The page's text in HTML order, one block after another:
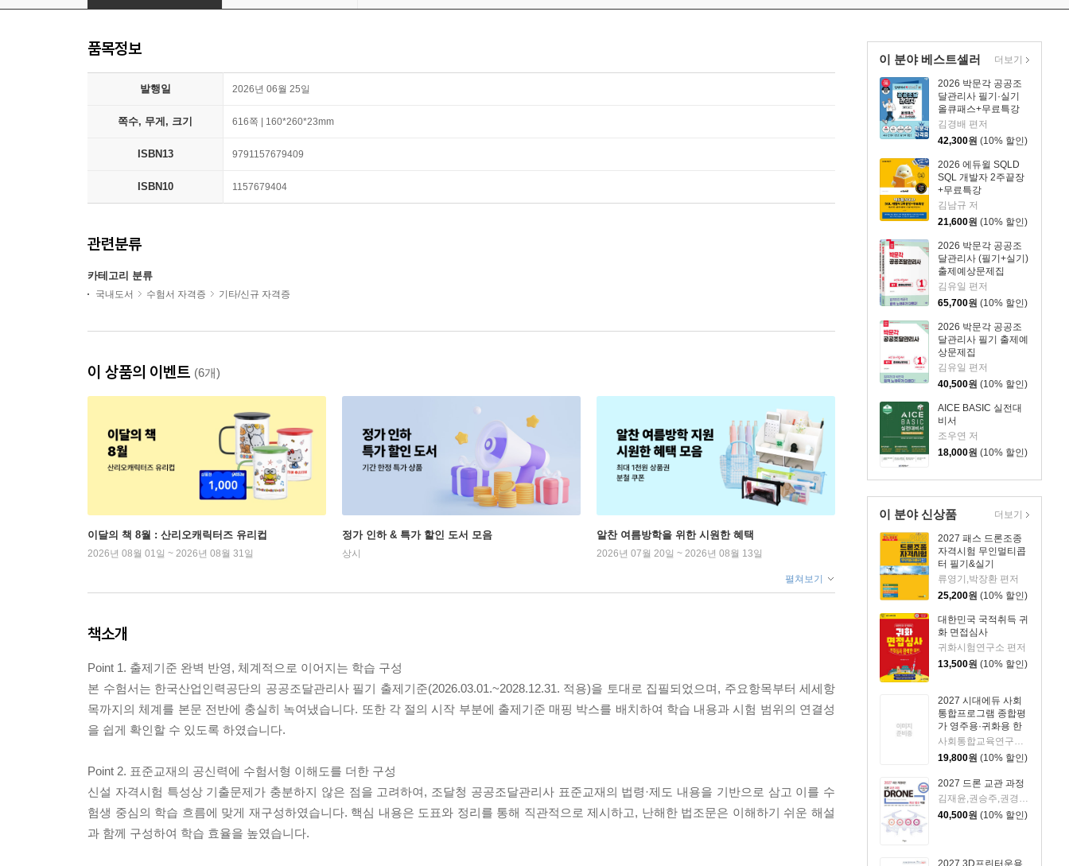
이 분야 베스트셀러
2026 박문각 공공조
달관리사 필기·실기
올큐패스+무료특강
김경배 편저
42,300원 (10% 할인)
2026 에듀윌 SQLD
SQL 개발자 2주끝장
+무료특강
김남규 저
21,600원 (10% 할인)
2026 박문각 공공조
달관리사 (필기+실기)
출제예상문제집
김유일 편저
65,700원 (10% 할인)
2026 박문각 공공조
달관리사 필기 출제예
상문제집
김유일 편저
40,500원 (10% 할인)
AICE BASIC 실전대
비서
조우연 저
18,000원 (10% 할인)
더보기
이 분야 신상품
2027 패스 드론조종
자격시험 무인멀티콥
터 필기&실기
류영기,박장환 편저
25,200원 (10% 할인)
대한민국 국적취득 귀
화 면접심사
귀화시험연구소 편저
13,500원 (10% 할인)
2027 시대에듀 사회
통합프로그램 종합평
가 영주용·귀화용 한
권으로 끝내기 + 무료
강의
사회통합교육연구회 편저
19,800원 (10% 할인)
2027 드론 교관 과정
김재윤,권승주,권경미,이응현,신정일,정기포,이상협,채현기,함영관 공편
40,500원 (10% 할인)
더보기
품목정보
발행일 2026년 06월 25일
쪽수, 무게, 크기 616쪽 | 160*260*23mm
ISBN13 9791157679409
ISBN10 1157679404
관련분류
카테고리 분류
국내도서 수험서 자격증 기타/신규 자격증
이 상품의 이벤트 (6개)
이달의 책 8월 : 산리오캐릭터즈 유리컵
2026년 08월 01일 ~ 2026년 08월 31일
정가 인하 & 특가 할인 도서 모음
상시
알찬 여름방학을 위한 시원한 혜택
2026년 07월 20일 ~ 2026년 08월 13일
펼쳐보기
책소개
Point 1. 출제기준 완벽 반영, 체계적으로 이어지는 학습 구성
본 수험서는 한국산업인력공단의 공공조달관리사 필기 출제기준(2026.03.01.~2028.12.31. 적용)을 토대로 집필되었으며, 주요항목부터 세세항
목까지의 체계를 본문 전반에 충실히 녹여냈습니다. 또한 각 절의 시작 부분에 출제기준 매핑 박스를 배치하여 학습 내용과 시험 범위의 연결성
을 쉽게 확인할 수 있도록 하였습니다.
Point 2. 표준교재의 공신력에 수험서형 이해도를 더한 구성
신설 자격시험 특성상 기출문제가 충분하지 않은 점을 고려하여, 조달청 공공조달관리사 표준교재의 법령·제도 내용을 기반으로 삼고 이를 수
험생 중심의 학습 흐름에 맞게 재구성하였습니다. 핵심 내용은 도표와 정리를 통해 직관적으로 제시하고, 난해한 법조문은 이해하기 쉬운 해설
과 함께 구성하여 학습 효율을 높였습니다.